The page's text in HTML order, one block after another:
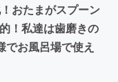
おたまがスプーン
！私達は歯磨きの
お風呂場で使え